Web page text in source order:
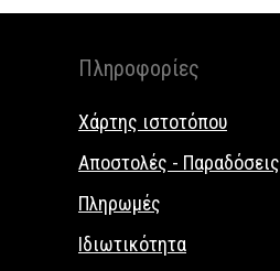
Πληροφορίες
Χάρτης ιστοτόπου
Αποστολές - Παραδόσεις
Πληρωμές
Ιδιωτικότητα